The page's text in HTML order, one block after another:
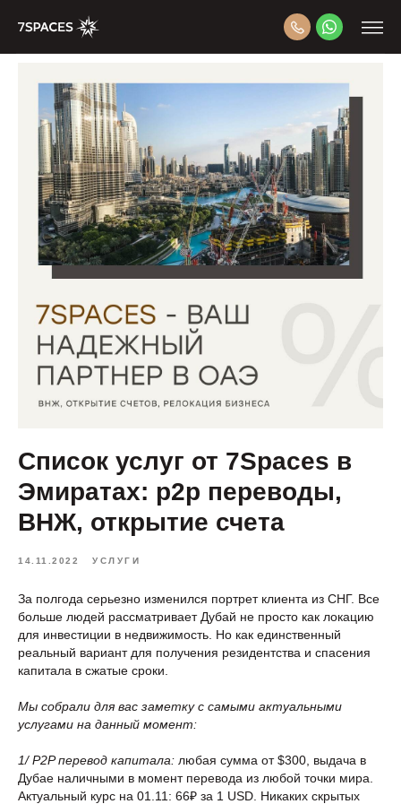
Список услуг от 7Spaces в
Эмиратах: p2p переводы,
ВНЖ, открытие счета
14.11.2022 УСЛУГИ
За полгода серьезно изменился портрет клиента из СНГ. Все
больше людей рассматривает Дубай не просто как локацию
для инвестиции в недвижимость. Но как единственный
реальный вариант для получения резидентства и спасения
капитала в сжатые сроки.
Мы собрали для вас заметку с самыми актуальными
услугами на данный момент:
1/ P2P перевод капитала: любая сумма от $300, выдача в
Дубае наличными в момент перевода из любой точки мира.
Актуальный курс на 01.11: 66₽ за 1 USD. Никаких скрытых